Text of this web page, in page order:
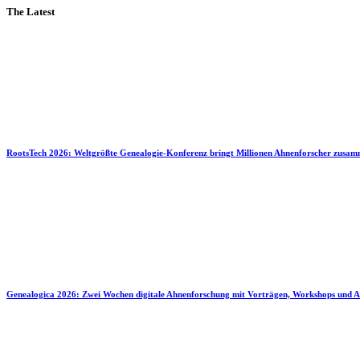
The Latest
RootsTech 2026: Weltgrößte Genealogie-Konferenz bringt Millionen Ahnenforscher
Genealogica 2026: Zwei Wochen digitale Ahnenforschung mit Vorträgen, Workshops und